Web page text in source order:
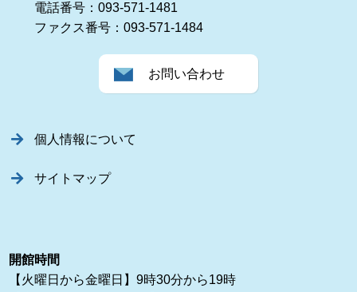
電話番号：093-571-1481
ファクス番号：093-571-1484
お問い合わせ
個人情報について
サイトマップ
開館時間
【火曜日から金曜日】9時30分から19時